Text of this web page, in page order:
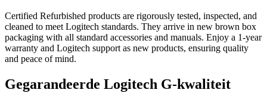
Certified Refurbished products are rigorously tested, inspected, and
cleaned to meet Logitech standards. They arrive in new brown box
packaging with all standard accessories and manuals. Enjoy a 1-year
warranty and Logitech support as new products, ensuring quality
and peace of mind.
Gegarandeerde Logitech G-kwaliteit